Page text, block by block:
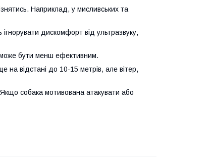
Наприклад, у мисливських та
дискомфорт від ультразвуку,
може бути менш ефективним.
відстані до 10-15 метрів, але вітер,
собака мотивована атакувати або